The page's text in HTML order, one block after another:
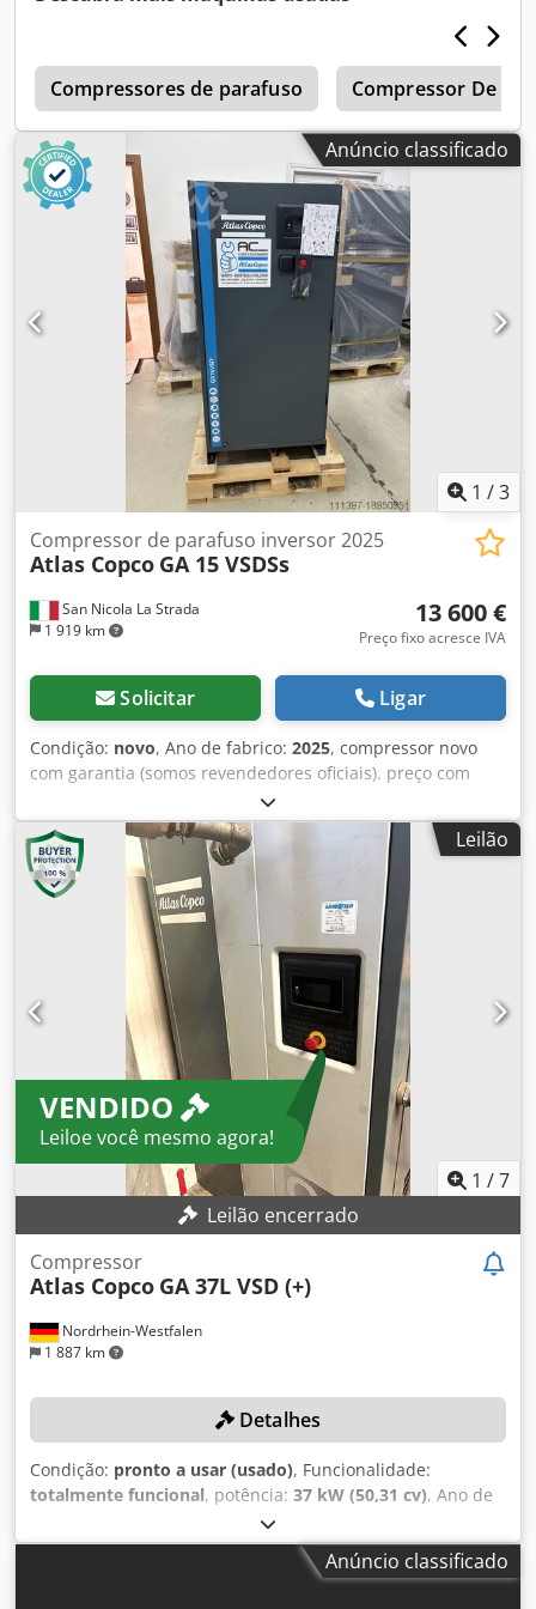
Compressores de parafuso Compressor De
Anúncio classificado
1 /3
San Nicola La Strada
1 919 km
Compressor de parafuso inversor 2025
Atlas Copco GA 15 VSDSs
13 600 €
Preço fixo acresce IVA
Solicitar Ligar
Condição: novo, Ano de fabrico: 2025, compressor novo
com garantia (somos revendedores oficiais). preço com
desconto. preço de lista 25441 euros. possibilidade de
combinar secador Atlas Copco (disponível). modelo
tecnológico mais recente. Codpfewcm Hijx Alnerf
principais características: barra máxima 10 Potência 15kw-
20hp fluxo de ar litros 7min 3000 Para uma ficha técnica
detalhada, não hesite em entrar em contato comigo.
Leilão
VENDIDO
Leiloe você mesmo agora!
1 /7
Leilão encerrado
Nordrhein-Westfalen
1 887 km
Compressor
Atlas Copco GA 37L VSD (+)
Detalhes
Condição: pronto a usar (usado), Funcionalidade:
totalmente funcional, potência: 37 kW (50,31 cv), Ano de
, pressão (máx.):13 barra
tanque:1 500 l, velocidade de rotação (máx.):3 800 rpm,
, número daAnúncio classificado